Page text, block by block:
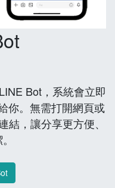
Bot，系統會立即
你。無需打開網頁或
，讓分享更方便、